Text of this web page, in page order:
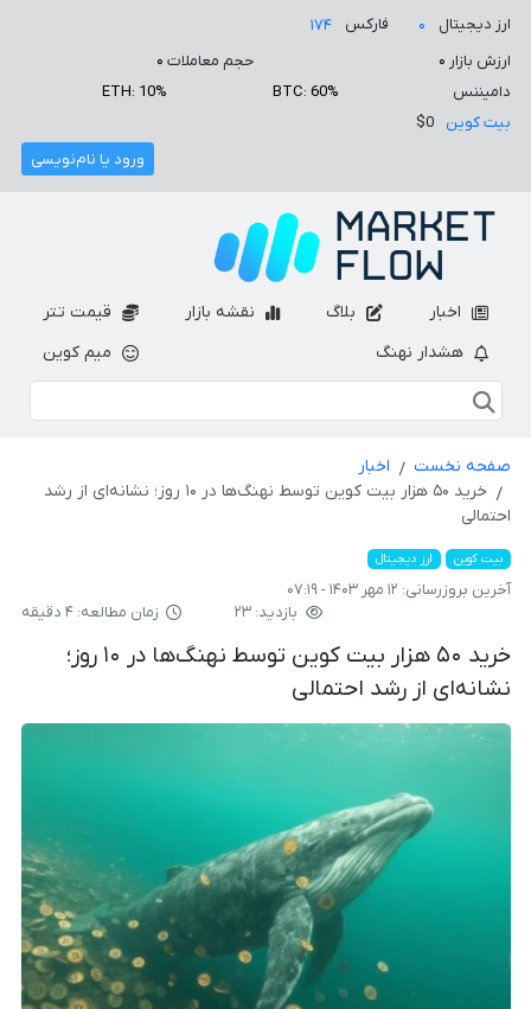
ارز دیجیتال ۰ فارکس
۱۷۴
ارزش بازار ۰ حجم معاملات ۰
دامیننس
BTC: 60%
ETH: 10%
بیت کوین
$0
ورود یا نام‌نویسی
اخبار بلاگ نقشه بازار
قیمت تتر
هشدار نهنگ
میم کوین
صفحه نخست
اخبار
خرید ۵۰ هزار بیت کوین توسط نهنگ‌ها در ۱۰ روز؛ نشانه‌ای از رشد
احتمالی
بیت کوین ارز دیجیتال
آخرین بروزرسانی: ۱۲ مهر ۱۴۰۳ - ۰۷:۱۹
بازدید: ۲۳
زمان مطالعه: ۴ دقیقه
خرید ۵۰ هزار بیت کوین توسط نهنگ‌ها در ۱۰ روز؛
نشانه‌ای از رشد احتمالی